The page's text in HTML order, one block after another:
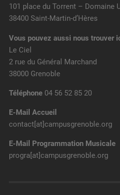
101 place du Torrent – Domaine
38400 Saint-Martin-d’Hères
Vous pouvez aussi nous trouver
Le Ciel
2 rue du Général Marchand
38000 Grenoble
Téléphone04 56 52 85 20
E-Mail Accueil
contact[at]campusgrenoble.org
E-Mail Programmation Musicale
progra[at]campusgrenoble.org